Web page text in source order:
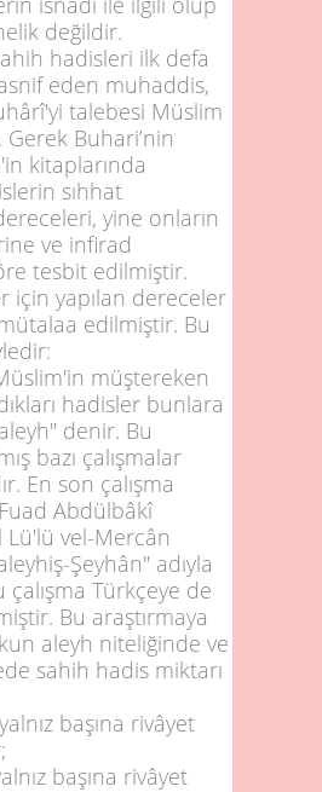
değildir.
hadisleri ilk defa
eden muhaddis,
talebesi Müslim
Buhari’nin
kitaplarında
sıhhat
yine onların
ve infirad
tesbit edilmiştir.
için yapılan dereceler
edilmiştir. Bu
müştereken
hadisler bunlara
denir. Bu
bazı çalışmalar
En son çalışma
Abdülbâkî
Lü'lü vel-Mercân
Şeyhân" adıyla
çalışma Türkçeye de
Bu araştırmaya
aleyh niteliğinde ve
sahih hadis miktarı
başına rivâyet
başına rivâyet